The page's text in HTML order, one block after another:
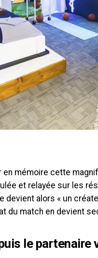
en mémoire cette
et relayée sur les
alors « un
du match en devient
le partenaire